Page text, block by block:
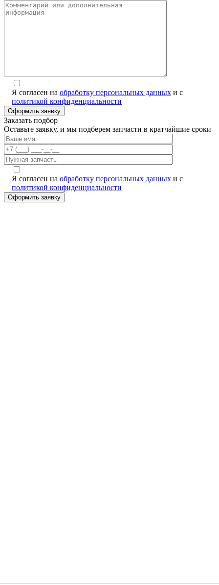
Я согласен на обработку персональных данных и с
политикой конфиденциальности
Заказать подбор
Оставьте заявку, и мы подберем запчасти в кратчайшие сроки
Я согласен на обработку персональных данных и с
политикой конфиденциальности